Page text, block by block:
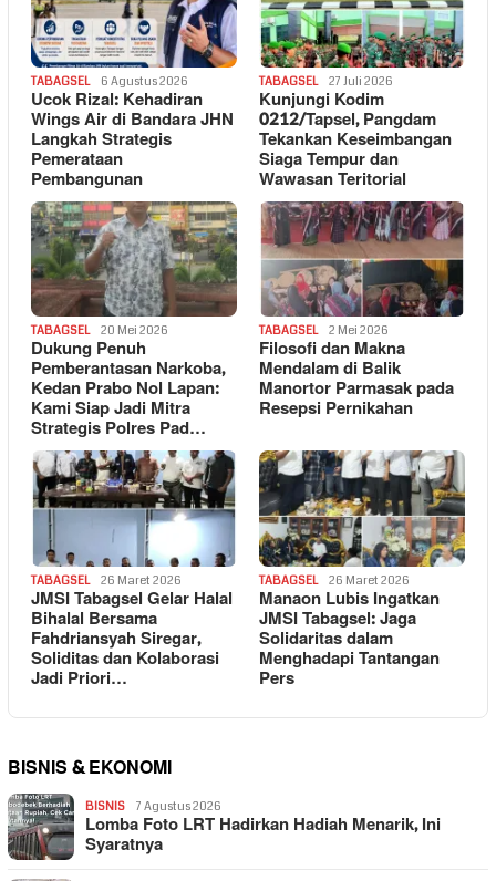
TABAGSEL 6 Agustus 2026
Ucok Rizal: Kehadiran
Wings Air di Bandara JHN
Langkah Strategis
Pemerataan
Pembangunan
TABAGSEL 27 Juli 2026
Kunjungi Kodim
0212/Tapsel, Pangdam
Tekankan Keseimbangan
Siaga Tempur dan
Wawasan Teritorial
TABAGSEL 20 Mei 2026
Dukung Penuh
Pemberantasan Narkoba,
Kedan Prabo Nol Lapan:
Kami Siap Jadi Mitra
Strategis Polres Pad…
TABAGSEL 2 Mei 2026
Filosofi dan Makna
Mendalam di Balik
Manortor Parmasak pada
Resepsi Pernikahan
TABAGSEL 26 Maret 2026
JMSI Tabagsel Gelar Halal
Bihalal Bersama
Fahdriansyah Siregar,
Soliditas dan Kolaborasi
Jadi Priori…
TABAGSEL 26 Maret 2026
Manaon Lubis Ingatkan
JMSI Tabagsel: Jaga
Solidaritas dalam
Menghadapi Tantangan
Pers
BISNIS & EKONOMI
BISNIS 7 Agustus 2026
Lomba Foto LRT Hadirkan Hadiah Menarik, Ini
Syaratnya